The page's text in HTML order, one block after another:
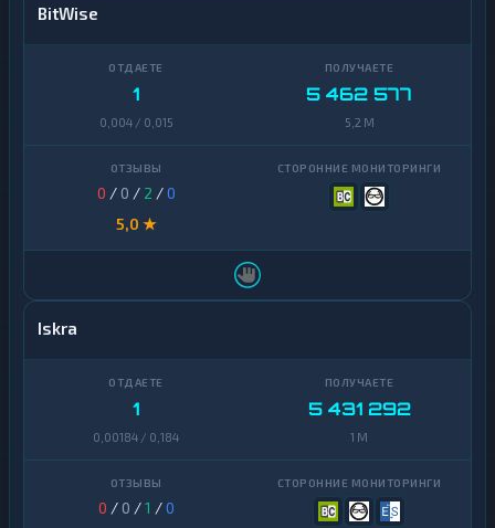
BitWise
1
0,004 / 0,015
5 462 577
5,2 M
0 / 0 / 2 /0
5,0 ★
Iskra
1
0,00184 / 0,184
5 431 292
1 M
0 / 0 /1 /0